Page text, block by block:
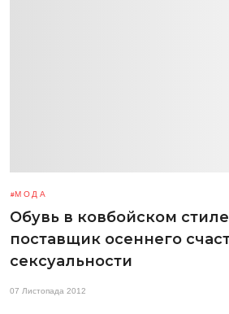
МОДА
Обувь в ковбойском
поставщик осеннего
сексуальности
07 Листопада 2012